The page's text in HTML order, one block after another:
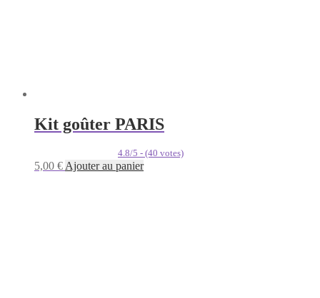
Kit goûter PARIS
4.8/5 - (40 votes)
5,00 € Ajouter au panier